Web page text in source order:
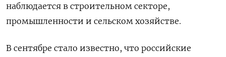
наблюдается в строительном секторе,
промышленности и сельском хозяйстве.
В сентябре стало известно, что российские